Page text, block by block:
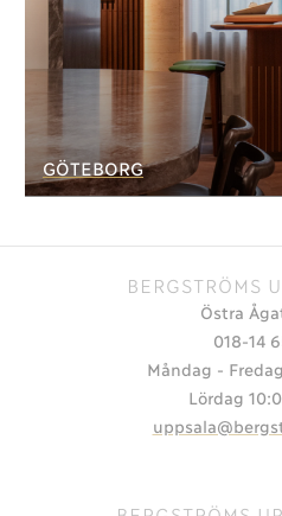
GÖTEBORG
BERGSTRÖMS
Östra
018-14
Måndag -
Lördag